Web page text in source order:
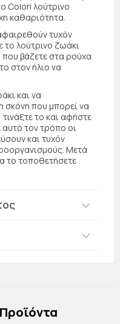
Colori λούτρινο
καθαριότητα.
τυχόν
το λούτρινο ζωάκι
βάζετε στα ρούχα
στον ήλιο να
και να
σκόνη που μπορεί να
τινάξτε τo και αφήστε
τον τρόπο οι
και τυχόν
Μετά
το τοποθετήσετε